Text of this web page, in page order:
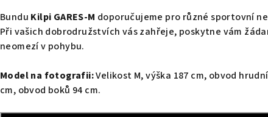
Bundu Kilpi GARES-M doporučujeme pro různé sportovní
Při vašich dobrodružstvích vás zahřeje, poskytne vám
neomezí v pohybu.
Model na fotografii:Velikost M, výška 187 cm, obvod
cm, obvod boků 94 cm.